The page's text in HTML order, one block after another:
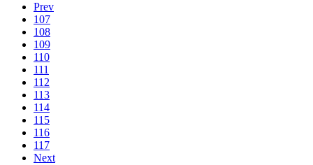
Prev
107
108
109
110
111
112
113
114
115
116
117
Next